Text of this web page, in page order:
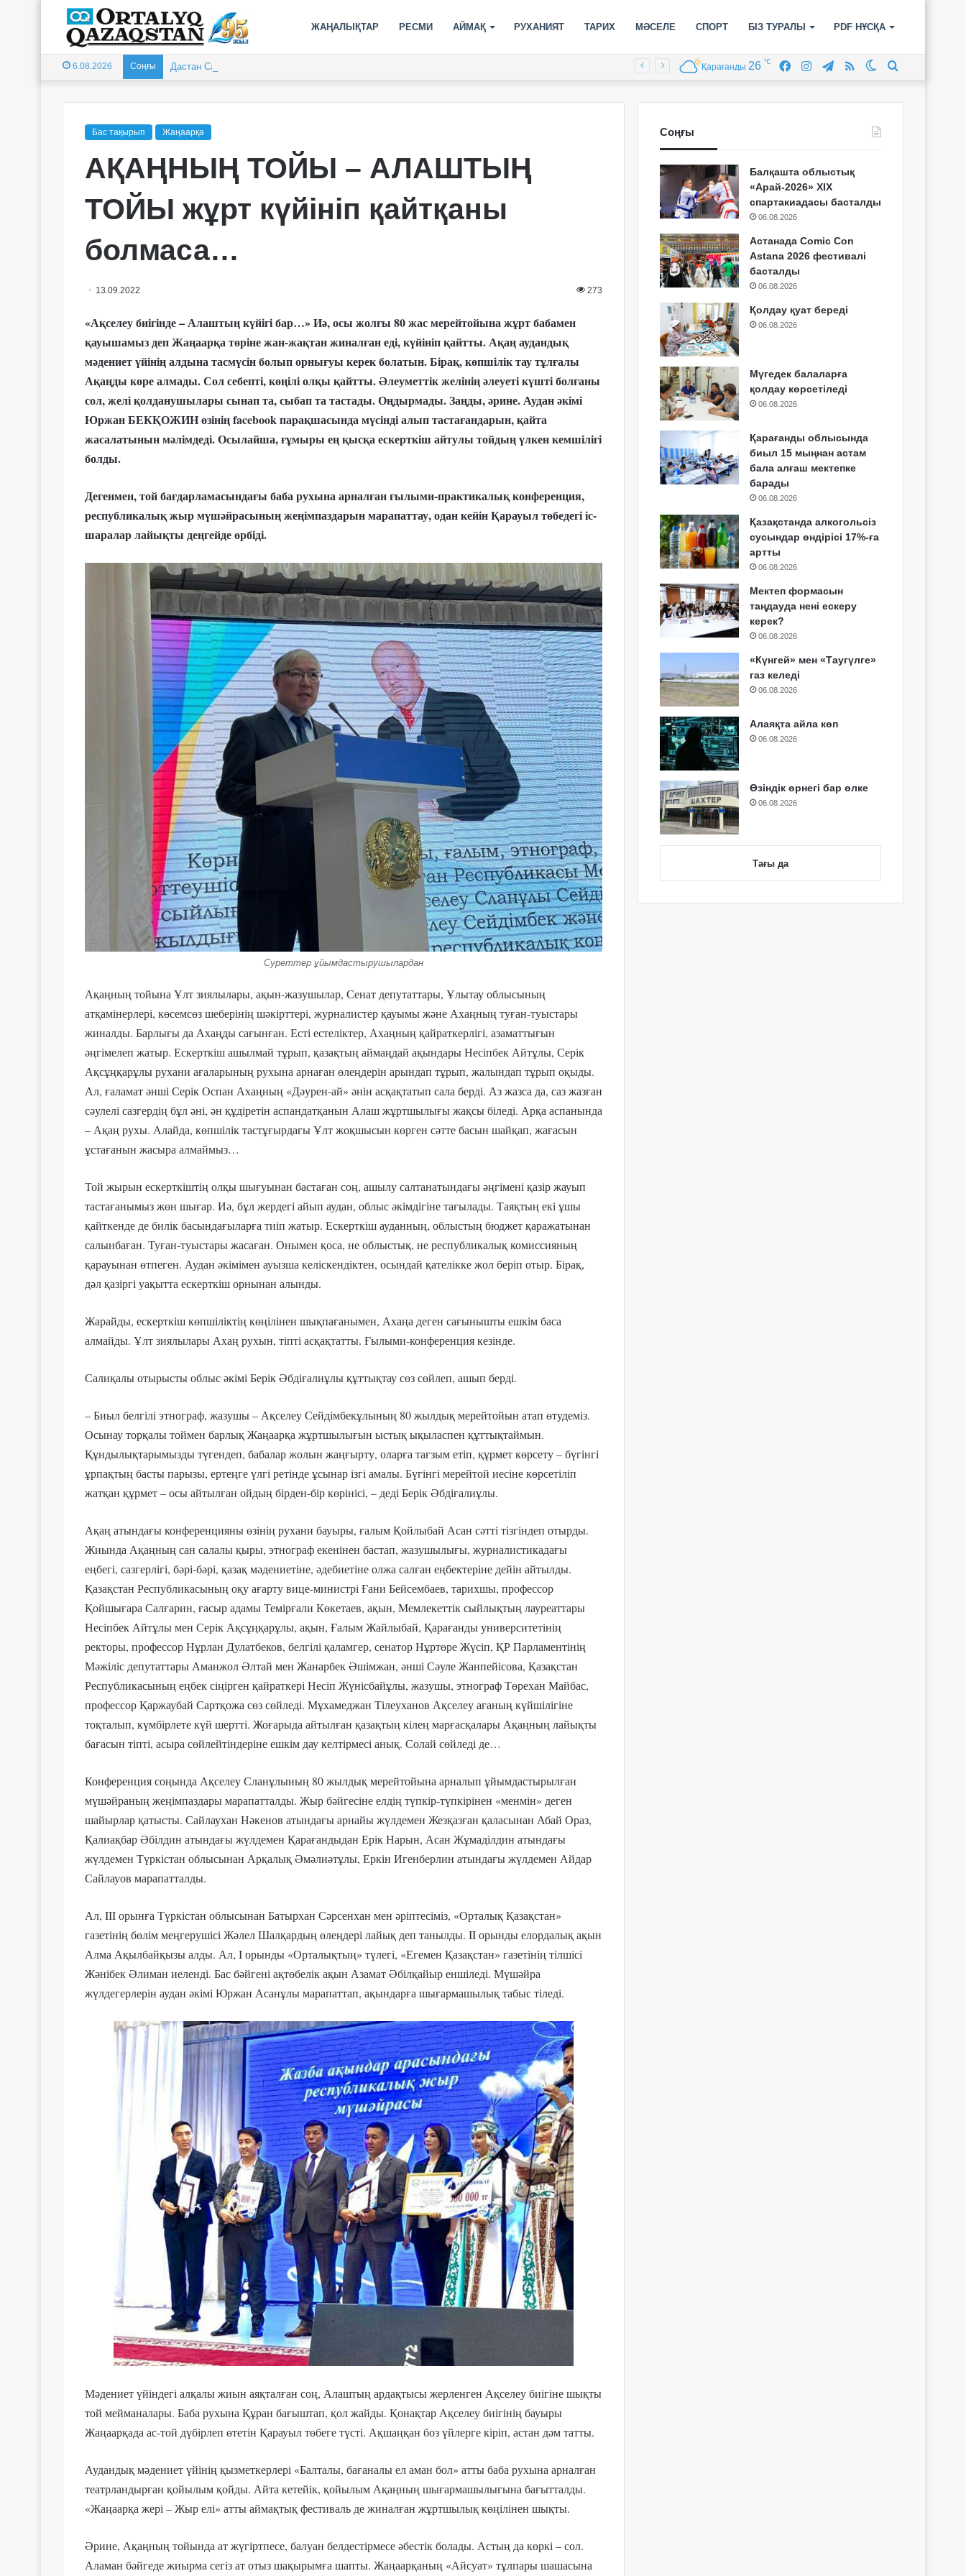
ЖАҢАЛЫҚТАР РЕСМИ АЙМАҚ РУХАНИЯТ ТАРИХ МӘСЕЛЕ СПОРТ БІЗ ТУРАЛЫ PDF НҰСҚА
6.08.2026 Соңғы Дастан Сатпаев Австралиядағы турнирдің үздік гол авторы атанды Switch
RSS
Telegram
Instagram
Facebook
Қарағанды 26 ℃
Бас тақырып Жаңаарқа
АҚАҢНЫҢ ТОЙЫ – АЛАШТЫҢ
ТОЙЫ жұрт күйініп қайтқаны
болмаса…
13.09.2022 273
«Ақселеу биігінде – Алаштың күйігі бар…» Иә, осы жолғы 80 жас мерейтойына жұрт бабамен
қауышамыз деп Жаңаарқа төріне жан-жақтан жиналған еді, күйініп қайтты. Ақаң аудандық
мәдениет үйінің алдына тасмүсін болып орнығуы керек болатын. Бірақ, көпшілік тау тұлғалы
Ақаңды көре алмады. Сол себепті, көңілі олқы қайтты. Әлеуметтік желінің әлеуеті күшті болғаны
сол, желі қолданушылары сынап та, сыбап та тастады. Оңдырмады. Заңды, әрине. Аудан әкімі
Юржан БЕКҚОЖИН өзінің facebook парақшасында мүсінді алып тастағандарын, қайта
жасалатынын мәлімдеді. Осылайша, ғұмыры ең қысқа ескерткіш айтулы тойдың үлкен кемшілігі
болды.
Дегенмен, той бағдарламасындағы баба рухына арналған ғылыми-практикалық конференция,
республикалық жыр мүшәйрасының жеңімпаздарын марапаттау, одан кейін Қарауыл төбедегі іс-
шаралар лайықты деңгейде өрбіді.
Суреттер ұйымдастырушылардан
Ақаңның тойына Ұлт зиялылары, ақын-жазушылар, Сенат депутаттары, Ұлытау облысының
атқамінерлері, көсемсөз шеберінің шәкірттері, журналистер қауымы және Ахаңның туған-туыстары
жиналды. Барлығы да Ахаңды сағынған. Есті естеліктер, Ахаңның қайраткерлігі, азаматтығын
әңгімелеп жатыр. Ескерткіш ашылмай тұрып, қазақтың аймаңдай ақындары Несіпбек Айтұлы, Серік
Ақсұңқарұлы рухани ағаларының рухына арнаған өлеңдерін арындап тұрып, жалындап тұрып оқыды.
Ал, ғаламат әнші Серік Оспан Ахаңның «Дәурен-ай» әнін асқақтатып сала берді. Аз жазса да, саз жазған
сәулелі сазгердің бұл әні, ән құдіретін аспандатқанын Алаш жұртшылығы жақсы біледі. Арқа аспанында
– Ақаң рухы. Алайда, көпшілік тастұғырдағы Ұлт жоқшысын көрген сәтте басын шайқап, жағасын
ұстағанын жасыра алмаймыз…
Той жырын ескерткіштің олқы шығуынан бастаған соң, ашылу салтанатындағы әңгімені қазір жауып
тастағанымыз жөн шығар. Иә, бұл жердегі айып аудан, облыс әкімдігіне тағылады. Таяқтың екі ұшы
қайткенде де билік басындағыларға тиіп жатыр. Ескерткіш ауданның, облыстың бюджет қаражатынан
салынбаған. Туған-туыстары жасаған. Онымен қоса, не облыстық, не республикалық комиссияның
қарауынан өтпеген. Аудан әкімімен ауызша келіскендіктен, осындай қателікке жол беріп отыр. Бірақ,
дәл қазіргі уақытта ескерткіш орнынан алынды.
Жарайды, ескерткіш көпшіліктің көңілінен шықпағанымен, Ахаңа деген сағынышты ешкім баса
алмайды. Ұлт зиялылары Ахаң рухын, тіпті асқақтатты. Ғылыми-конференция кезінде.
Салиқалы отырысты облыс әкімі Берік Әбдіғалиұлы құттықтау сөз сөйлеп, ашып берді.
– Биыл белгілі этнограф, жазушы – Ақселеу Сейдімбекұлының 80 жылдық мерейтойын атап өтудеміз.
Осынау торқалы тоймен барлық Жаңаарқа жұртшылығын ыстық ықыласпен құттықтаймын.
Құндылықтарымызды түгендеп, бабалар жолын жаңғырту, оларға тағзым етіп, құрмет көрсету – бүгінгі
ұрпақтың басты парызы, ертеңге үлгі ретінде ұсынар ізгі амалы. Бүгінгі мерейтой иесіне көрсетіліп
жатқан құрмет – осы айтылған ойдың бірден-бір көрінісі, – деді Берік Әбдіғалиұлы.
Ақаң атындағы конференцияны өзінің рухани бауыры, ғалым Қойлыбай Асан сәтті тізгіндеп отырды.
Жиында Ақаңның сан салалы қыры, этнограф екенінен бастап, жазушылығы, журналистикадағы
еңбегі, сазгерлігі, бәрі-бәрі, қазақ мәдениетіне, әдебиетіне олжа салған еңбектеріне дейін айтылды.
Қазақстан Республикасының оқу ағарту вице-министрі Ғани Бейсембаев, тарихшы, профессор
Қойшығара Салғарин, ғасыр адамы Темірғали Көкетаев, ақын, Мемлекеттік сыйлықтың лауреаттары
Несіпбек Айтұлы мен Серік Ақсұңқарұлы, ақын, Ғалым Жайлыбай, Қарағанды университетінің
ректоры, профессор Нұрлан Дулатбеков, белгілі қаламгер, сенатор Нұртөре Жүсіп, ҚР Парламентінің
Мәжіліс депутаттары Аманжол Әлтай мен Жанарбек Әшімжан, әнші Сәуле Жанпейісова, Қазақстан
Республикасының еңбек сіңірген қайраткері Несіп Жүнісбайұлы, жазушы, этнограф Төрехан Майбас,
профессор Қаржаубай Сартқожа сөз сөйледі. Мұхамеджан Тілеуханов Ақселеу ағаның күйшілігіне
тоқталып, күмбірлете күй шертті. Жоғарыда айтылған қазақтың кілең марғасқалары Ақаңның лайықты
бағасын тіпті, асыра сөйлейтіндеріне ешкім дау келтірмесі анық. Солай сөйледі де…
Конференция соңында Ақселеу Сланұлының 80 жылдық мерейтойына арналып ұйымдастырылған
мүшәйраның жеңімпаздары марапатталды. Жыр бәйгесіне елдің түпкір-түпкірінен «менмін» деген
шайырлар қатысты. Сайлаухан Нәкенов атындағы арнайы жүлдемен Жезқазған қаласынан Абай Ораз,
Қалиақбар Әбілдин атындағы жүлдемен Қарағандыдан Ерік Нарын, Асан Жұмаділдин атындағы
жүлдемен Түркістан облысынан Арқалық Әмәлиәтұлы, Еркін Игенберлин атындағы жүлдемен Айдар
Сайлауов марапатталды.
Ал, III орынға Түркістан облысынан Батырхан Сәрсенхан мен әріптесіміз, «Орталық Қазақстан»
газетінің бөлім меңгерушісі Жәлел Шалқардың өлеңдері лайық деп танылды. II орынды елордалық ақын
Алма Ақылбайқызы алды. Ал, I орынды «Орталықтың» түлегі, «Егемен Қазақстан» газетінің тілшісі
Жәнібек Әлиман иеленді. Бас бәйгені ақтөбелік ақын Азамат Әбілқайыр еншіледі. Мүшәйра
жүлдегерлерін аудан әкімі Юржан Асанұлы марапаттап, ақындарға шығармашылық табыс тіледі.
Мәдениет үйіндегі алқалы жиын аяқталған соң, Алаштың ардақтысы жерленген Ақселеу биігіне шықты
той мейманалары. Баба рухына Құран бағыштап, қол жайды. Қонақтар Ақселеу биігінің бауыры
Жаңаарқада ас-той дүбірлеп өтетін Қарауыл төбеге түсті. Ақшаңқан боз үйлерге кіріп, астан дәм татты.
Аудандық мәдениет үйінің қызметкерлері «Балталы, бағаналы ел аман бол» атты баба рухына арналған
театрландырған қойылым қойды. Айта кетейік, қойылым Ақаңның шығармашылығына бағытталды.
«Жаңаарқа жері – Жыр елі» атты аймақтық фестиваль де жиналған жұртшылық көңілінен шықты.
Әрине, Ақаңның тойында ат жүгіртпесе, балуан белдестірмесе әбестік болады. Астың да көркі – сол.
Аламан бәйгеде жиырма сегіз ат отыз шақырымға шапты. Жаңаарқаның «Айсуат» тұлпары шашасына
Соңғы
Балқашта облыстық
«Арай-2026» XIX
спартакиадасы басталды
06.08.2026
Астанада Comic Con
Astana 2026 фестивалі
басталды
06.08.2026
Қолдау қуат береді
06.08.2026
Мүгедек балаларға
қолдау көрсетіледі
06.08.2026
Қарағанды облысында
биыл 15 мыңнан астам
бала алғаш мектепке
барады
06.08.2026
Қазақстанда алкогольсіз
сусындар өндірісі 17%-ға
артты
06.08.2026
Мектеп формасын
таңдауда нені ескеру
керек?
06.08.2026
«Күнгей» мен «Таугүлге»
газ келеді
06.08.2026
Алаяқта айла көп
06.08.2026
Өзіндік өрнегі бар өлке
06.08.2026
Тағы да